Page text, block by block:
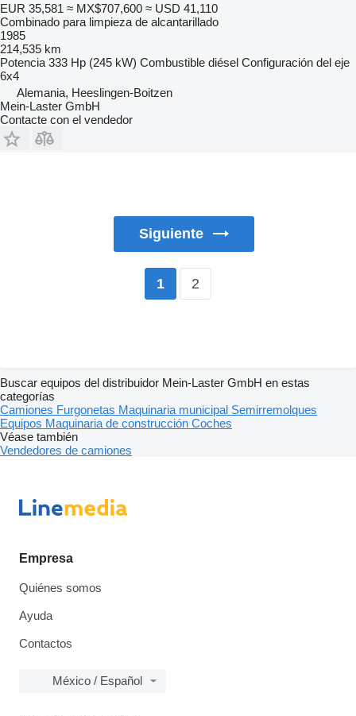
EUR 35,581 ≈ MX$707,600 ≈ USD 41,110
Combinado para limpieza de alcantarillado
1985
214,535 km
Potencia 333 Hp (245 kW) Combustible diésel Configuración del eje
6x4
Alemania, Heeslingen-Boitzen
Mein-Laster GmbH
Contacte con el vendedor
Siguiente
1 2
Buscar equipos del distribuidor Mein-Laster GmbH en estas
categorías
Camiones Furgonetas Maquinaria municipal Semirremolques
Equipos Maquinaria de construcción Coches
Véase también
Vendedores de camiones
Empresa
Quiénes somos
Ayuda
Contactos
México / Español